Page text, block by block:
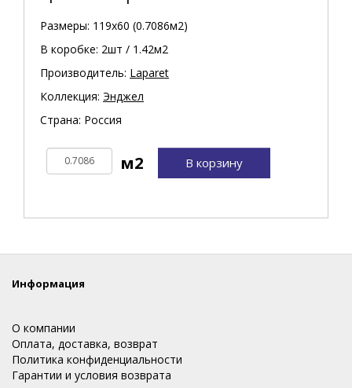
Размеры: 119х60 (0.7086м2)
В коробке: 2шт / 1.42м2
Производитель: Laparet
Коллекция: Энджел
Страна: Россия
В корзину
Информация
О компании
Оплата, доставка, возврат
Политика конфиденциальности
Гарантии и условия возврата